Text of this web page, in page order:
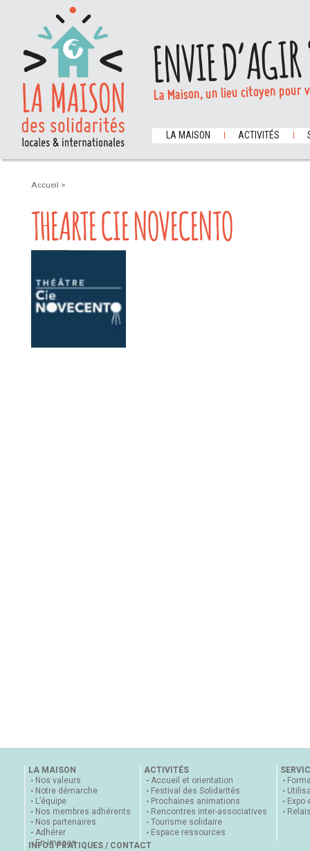
ENVIE
La Maison, un lieu citoyen
LA MAISON ACTIVITÉS
Accueil >
THEARTE CIE NOVECENTO
LA MAISON
Nos valeurs
Notre démarche
L’équipe
Nos membres adhérents
Nos partenaires
Adhérer
En images
ACTIVITÉS
Accueil et orientation
Festival des Solidarités
Prochaines animations
Rencontres inter-associatives
Tourisme solidaire
Espace ressources
Expo
INFOS PRATIQUES / CONTACT